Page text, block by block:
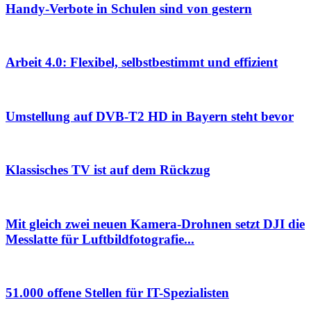
Handy-Verbote in Schulen sind von gestern
Arbeit 4.0: Flexibel, selbstbestimmt und effizient
Umstellung auf DVB-T2 HD in Bayern steht bevor
Klassisches TV ist auf dem Rückzug
Mit gleich zwei neuen Kamera-Drohnen setzt DJI die
Messlatte für Luftbildfotografie...
51.000 offene Stellen für IT-Spezialisten